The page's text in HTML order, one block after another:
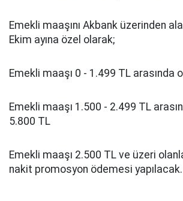
Emekli maaşını Akbank üzerinden
Ekim ayına özel olarak;
Emekli maaşı 0 - 1.499 TL arasında
Emekli maaşı 1.500 - 2.499 TL
5.800 TL
Emekli maaşı 2.500 TL ve üzeri
nakit promosyon ödemesi yapılacak.